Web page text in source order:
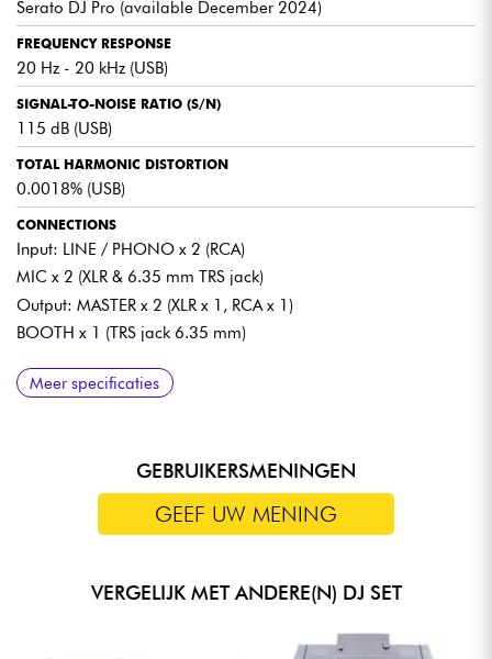
Serato DJ Pro (available December 2024)
FREQUENCY RESPONSE
20 Hz - 20 kHz (USB)
SIGNAL-TO-NOISE RATIO (S/N)
115 dB (USB)
TOTAL HARMONIC DISTORTION
0.0018% (USB)
CONNECTIONS
Input: LINE / PHONO x 2 (RCA)
MIC x 2 (XLR & 6.35 mm TRS jack)
Output: MASTER x 2 (XLR x 1, RCA x 1)
BOOTH x 1 (TRS jack 6.35 mm)
USB
Type-A x 2
OTHER
LAN port (100BASE-TX) x 1
WIRELESS NETWORK
Standards supported: IEEE 802.11 a / b / g / n / ac
BLUETOOTH® WIRELESS SYSTEM
Wireless system: Bluetooth ver. 5.3
SONICLINK FREQUENCY BAND USED
2.4 GHz
MAXIMUM DIMENSIONS
895 × 504.1 × 133.4 mm / 35.24" x 19.85" x 5.25"
WEIGHT
13.5 kg / 29.8 lbs
ACCESSORIES
Power cable
Warranty (for some regions)
Meer specificaties
GEBRUIKERSMENINGEN
GEEF UW MENING
VERGELIJK MET ANDERE(N) DJ SET